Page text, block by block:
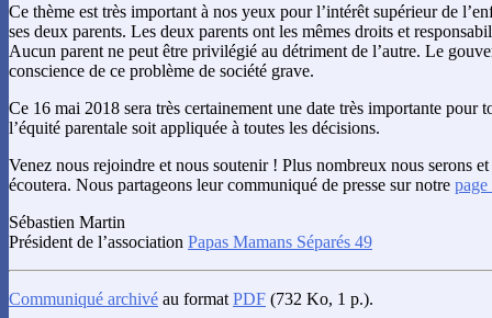
Ce thème est très important à nos yeux pour l’intérêt supérieur de
ses deux parents. Les deux parents ont les mêmes droits et
Aucun parent ne peut être privilégié au détriment de l’autre. Le
conscience de ce problème de société grave.
Ce 16 mai 2018 sera très certainement une date très importante pour
l’équité parentale soit appliquée à toutes les décisions.
Venez nous rejoindre et nous soutenir ! Plus nombreux nous serons
écoutera. Nous partageons leur communiqué de presse sur notre
Sébastien Martin
Président de l’association Papas Mamans Séparés 49
Communiqué archivé au format PDF (732 Ko, 1 p.).